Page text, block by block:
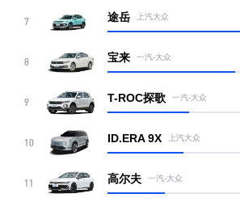
7 途岳 上汽大众
8 宝来 一汽-大众
9 T-ROC探歌 一汽-大众
10 ID.ERA 9X 上汽大众
11 高尔夫 一汽-大众